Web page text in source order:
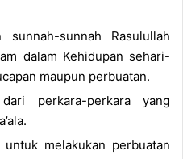
sunnah-sunnah Rasulullah
dalam Kehidupan sehari-
maupun perbuatan.
perkara-perkara yang
melakukan perbuatan